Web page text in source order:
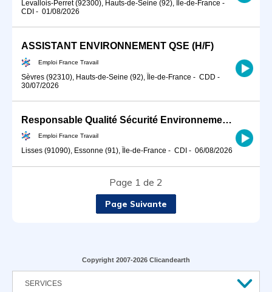
Levallois-Perret (92300), Hauts-de-Seine (92), Île-de-France -
CDI - 01/08/2026
ASSISTANT ENVIRONNEMENT QSE (H/F)
Emploi France Travail
Sèvres (92310), Hauts-de-Seine (92), Île-de-France - CDD -
30/07/2026
Responsable Qualité Sécurité Environnement -QSE- en industrie (H/F)
Emploi France Travail
Lisses (91090), Essonne (91), Île-de-France - CDI - 06/08/2026
Page 1 de 2
Page Suivante
Copyright 2007-2026 Clicandearth
SERVICES